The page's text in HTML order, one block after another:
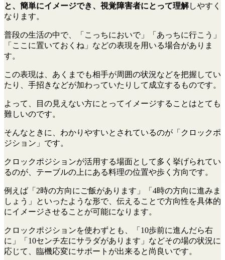
と、簡単にイメージでき、視覚障害者にとって理解しやすく
なります。
普段の生活の中で、「こっちにおいで」「あっちに行こう」
「ここに置いておくね」などの表現を用いる場合がありま
す。
この表現は、あくまでも相手が周囲の状況などを把握してい
たり、手招きなどが加わっていたりして成立するものです。
よって、目の見えない方にとってイメージすることはとても
難しいのです。
そんなときに、わかりやすいとされているのが「クロックポ
ジション」です。
クロックポジションが活用する場面として多く挙げられてい
るのが、テーブルの上にある料理の位置や歩く方向です。
例えば「2時の方向にご飯があります」「4時の方向に進みま
しょう」といったような形で、伝えることで方向性を具体的
にイメージさせることが可能になります。
クロックポジションを使わずとも、「10歩前に進んだら右
に」「10センチ左にサラダがあります」などその場の状況に
応じて、臨機応変にサポートが出来ると尚良いです。